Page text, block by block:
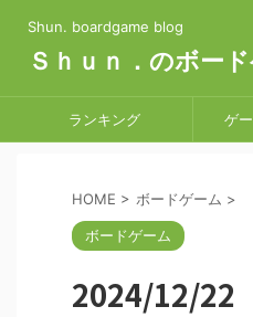
Shun. boardgame blog
Ｓｈｕｎ．のボー
ランキング ゲ
HOME > ボードゲーム >
ボードゲーム
2024/12/22